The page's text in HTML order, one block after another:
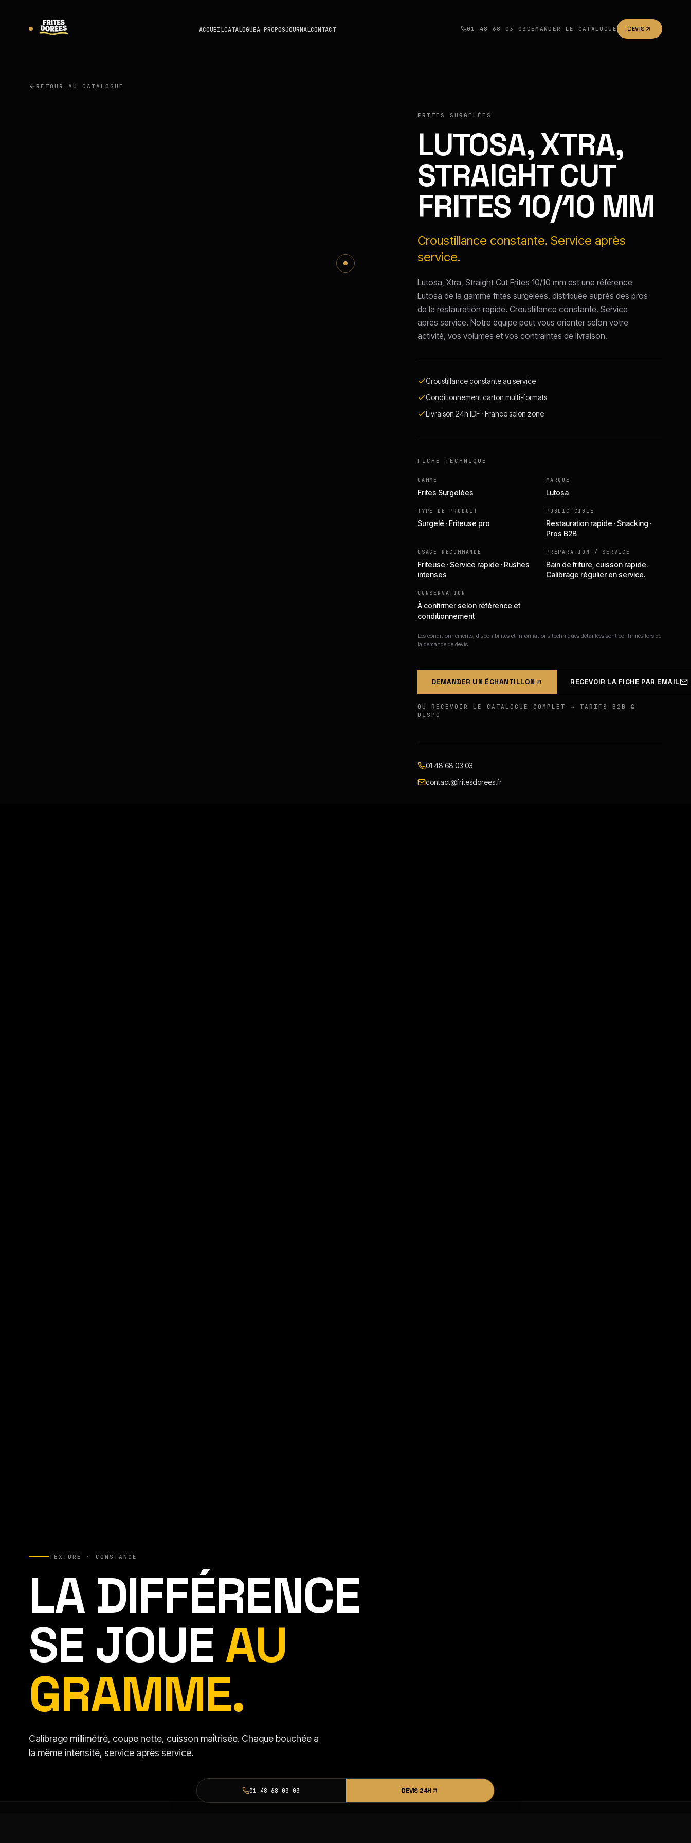
ACCUEILCATALOGUEÀ PROPOSJOURNALCONTACT 01 48 68 03 03 DEMANDER LE CATALOGUE DEVIS
RETOUR AU CATALOGUE
FRITES SURGELÉES
LUTOSA, XTRA,
STRAIGHT CUT
FRITES 10/10 MM
Croustillance constante. Service après
service.
Lutosa, Xtra, Straight Cut Frites 10/10 mm est une référence
Lutosa de la gamme frites surgelées, distribuée auprès des pros
de la restauration rapide. Croustillance constante. Service
après service. Notre équipe peut vous orienter selon votre
activité, vos volumes et vos contraintes de livraison.
Croustillance constante au service
Conditionnement carton multi-formats
Livraison 24h IDF · France selon zone
FICHE TECHNIQUE
GAMME
Frites Surgelées
MARQUE
Lutosa
TYPE DE PRODUIT
Surgelé · Friteuse pro
PUBLIC CIBLE
Restauration rapide · Snacking ·
Pros B2B
USAGE RECOMMANDÉ
Friteuse · Service rapide · Rushes
intenses
PRÉPARATION / SERVICE
Bain de friture, cuisson rapide.
Calibrage régulier en service.
CONSERVATION
À confirmer selon référence et
conditionnement
Les conditionnements, disponibilités et informations techniques détaillées sont confirmés lors de
la demande de devis.
DEMANDER UN ÉCHANTILLON RECEVOIR LA FICHE PAR EMAIL
OU RECEVOIR LE CATALOGUE COMPLET → TARIFS B2B &
DISPO
01 48 68 03 03
contact@fritesdorees.fr
TEXTURE · CONSTANCE
LA DIFFÉRENCE
SE JOUEAU
GRAMME.
Calibrage millimétré, coupe nette, cuisson maîtrisée. Chaque bouchée a
la même intensité, service après service.
01 48 68 03 03 DEVIS 24H